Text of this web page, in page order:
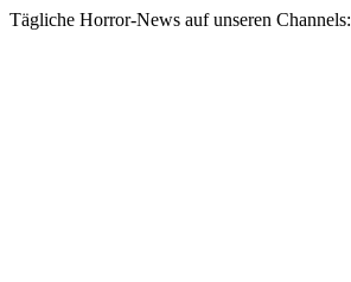
Tägliche Horror-News auf unseren Channels: